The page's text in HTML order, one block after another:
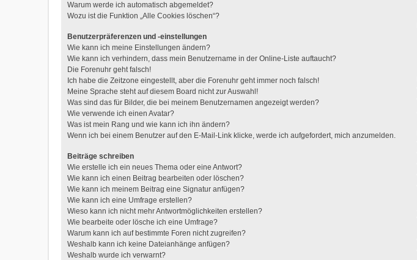
Warum werde ich automatisch abgemeldet?
Wozu ist die Funktion „Alle Cookies löschen“?
Benutzerpräferenzen und -einstellungen
Wie kann ich meine Einstellungen ändern?
Wie kann ich verhindern, dass mein Benutzername in der Online-Liste auftaucht?
Die Forenuhr geht falsch!
Ich habe die Zeitzone eingestellt, aber die Forenuhr geht immer noch falsch!
Meine Sprache steht auf diesem Board nicht zur Auswahl!
Was sind das für Bilder, die bei meinem Benutzernamen angezeigt werden?
Wie verwende ich einen Avatar?
Was ist mein Rang und wie kann ich ihn ändern?
Wenn ich bei einem Benutzer auf den E-Mail-Link klicke, werde ich aufgefordert, mich anzumelden.
Beiträge schreiben
Wie erstelle ich ein neues Thema oder eine Antwort?
Wie kann ich einen Beitrag bearbeiten oder löschen?
Wie kann ich meinem Beitrag eine Signatur anfügen?
Wie kann ich eine Umfrage erstellen?
Wieso kann ich nicht mehr Antwortmöglichkeiten erstellen?
Wie bearbeite oder lösche ich eine Umfrage?
Warum kann ich auf bestimmte Foren nicht zugreifen?
Weshalb kann ich keine Dateianhänge anfügen?
Weshalb wurde ich verwarnt?